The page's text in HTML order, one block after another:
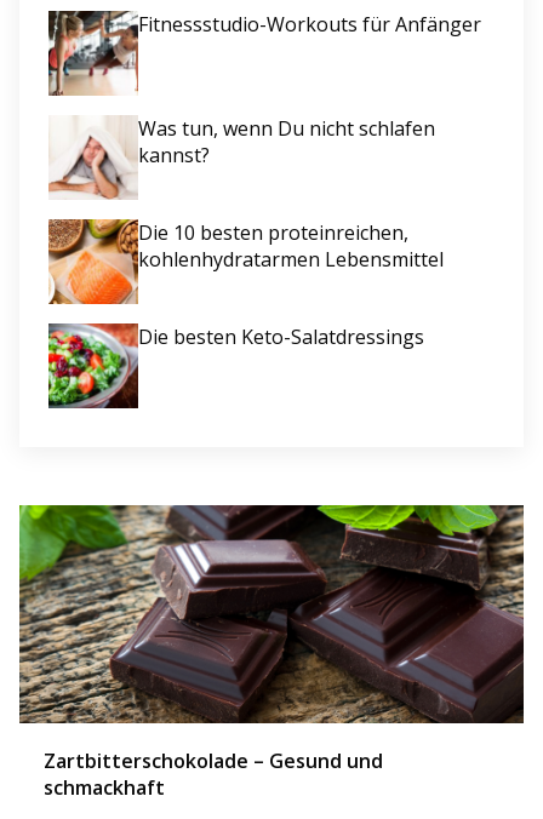
Fitnessstudio-Workouts für Anfänger
Was tun, wenn Du nicht schlafen
kannst?
Die 10 besten proteinreichen,
kohlenhydratarmen Lebensmittel
Die besten Keto-Salatdressings
Zartbitterschokolade – Gesund und
schmackhaft